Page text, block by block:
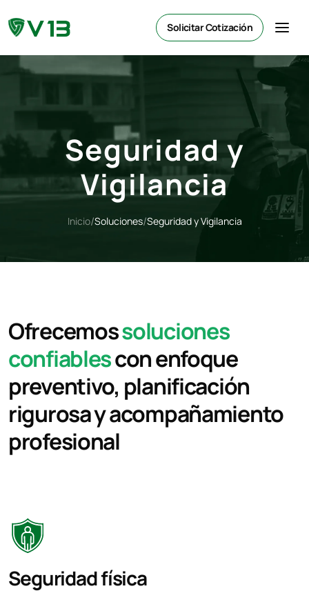
Solicitar Cotización
Seguridad y
Vigilancia
Inicio/Soluciones/Seguridad y Vigilancia
Ofrecemossoluciones
confiablescon enfoque
preventivo, planificación
rigurosa y acompañamiento
profesional
Seguridad física